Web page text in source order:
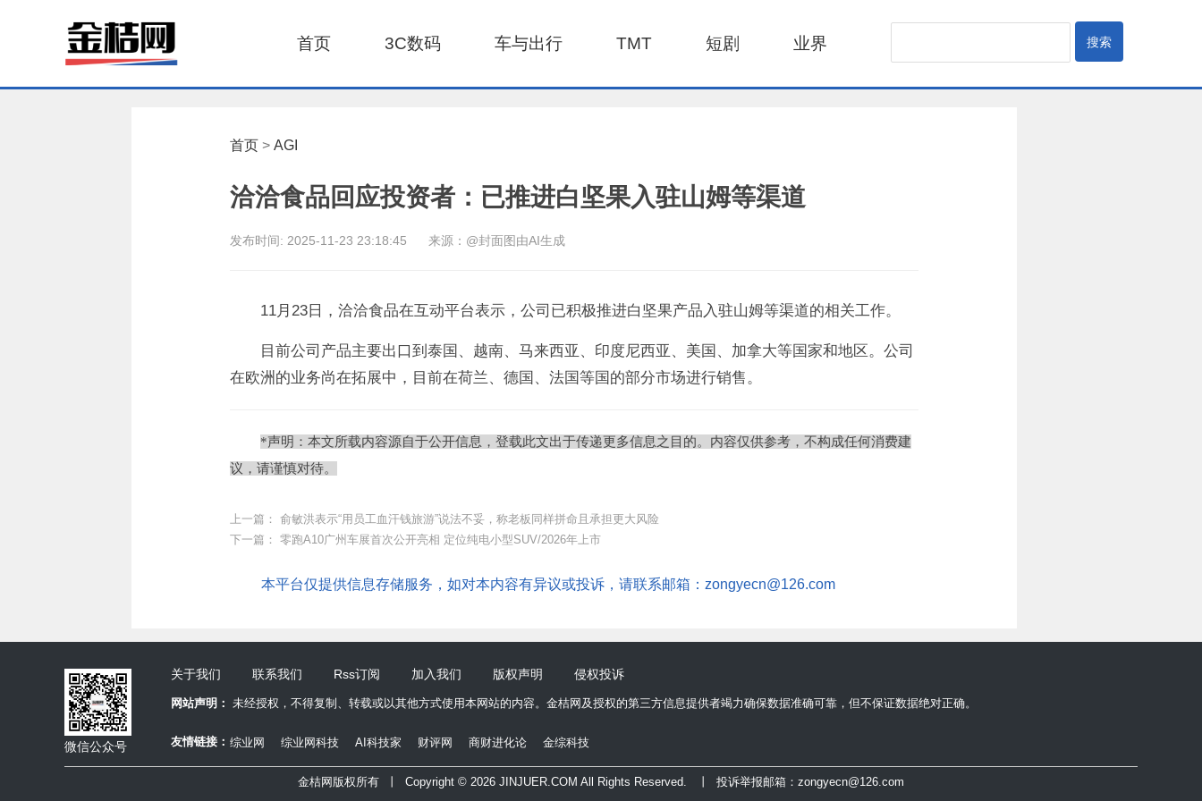
首页 3C数码 车与出行 TMT 短剧 业界
首页 > AGI
洽洽食品回应投资者：已推进白坚果入驻山姆等渠道
发布时间: 2025-11-23 23:18:45 来源：@封面图由AI生成
11月23日，洽洽食品在互动平台表示，公司已积极推进白坚果产品入驻山姆等渠道的相关工作。
目前公司产品主要出口到泰国、越南、马来西亚、印度尼西亚、美国、加拿大等国家和地区。公司
在欧洲的业务尚在拓展中，目前在荷兰、德国、法国等国的部分市场进行销售。
*声明：本文所载内容源自于公开信息，登载此文出于传递更多信息之目的。内容仅供参考，不构成任何消费建
议，请谨慎对待。
上一篇： 俞敏洪表示“用员工血汗钱旅游”说法不妥，称老板同样拼命且承担更大风险
下一篇：零跑A10广州车展首次公开亮相 定位纯电小型SUV/2026年上市
本平台仅提供信息存储服务，如对本内容有异议或投诉，请联系邮箱：zongyecn@126.com
微信公众号
关于我们 联系我们 Rss订阅 加入我们 版权声明 侵权投诉
网站声明： 未经授权，不得复制、转载或以其他方式使用本网站的内容。金桔网及授权的第三方信息提供者竭力确保数据准确可靠，但不保证数据绝对正确。
友情链接： 综业网 综业网科技 AI科技家 财评网 商财进化论 金综科技
金桔网版权所有 丨 Copyright © 2026 JINJUER.COM All Rights Reserved. 丨 投诉举报邮箱：zongyecn@126.com